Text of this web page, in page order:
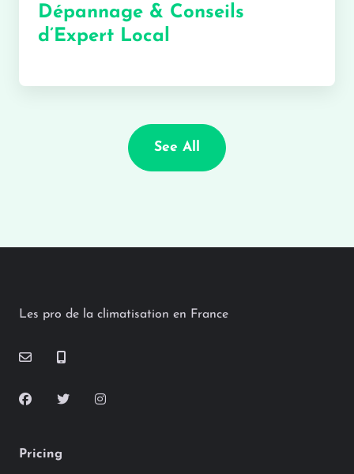
Dépannage & Conseils
d’Expert Local
See All
Les pro de la climatisation en France
Pricing